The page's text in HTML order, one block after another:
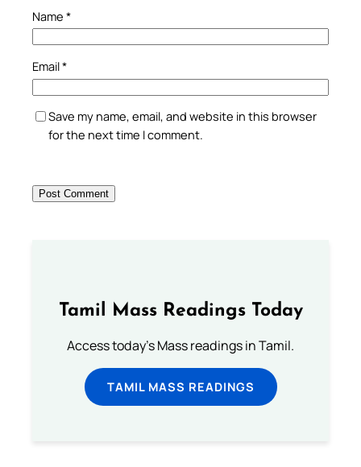
Name *
Email*
Save my name, email, and website in this browser
for the next time I comment.
Tamil Mass Readings Today
Access today's Mass readings in Tamil.
TAMIL MASS READINGS